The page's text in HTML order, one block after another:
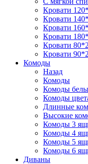
Кровати
Кровати
Кровати
Кровати
Кровати
Кровати
Комоды
Назад
Комоды
Комоды
Комоды
Длинные
Высокие
Комоды 3
Комоды 4
Комоды 5
Комоды 6
Диваны